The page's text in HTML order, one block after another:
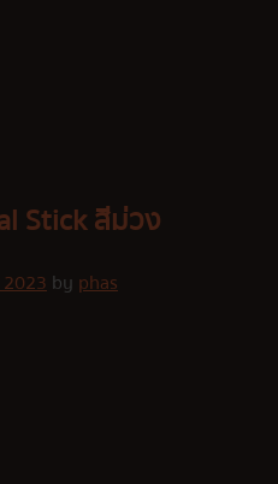
Stick สีม่วง
by phas